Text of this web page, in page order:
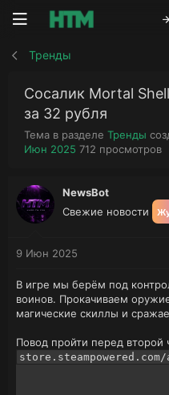
Тренды
Сосалик Mortal
за 32 рубля
Тема в разделе Тренды
Июн 2025 П
с
712 просмотров
NewsBot
Свежие новости
9 Июн 2025
В игре мы берём под
воинов. Прокачиваем
магические скиллы и
Повод пройти перед второй
store.steampowered.com/